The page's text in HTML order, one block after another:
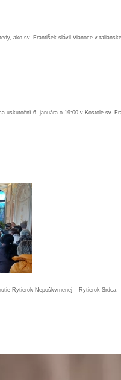
ako sv. František slávil Vianoce v
uskutoční 6. januára o 19:00 v Kostole sv.
Rytierok Nepoškvrnenej – Rytierok Srdca.